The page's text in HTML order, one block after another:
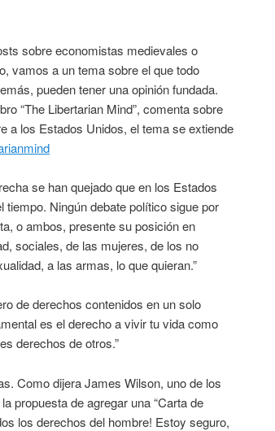
sobre economistas medievales o
vamos a un tema sobre el que todo
pueden tener una opinión fundada.
“The Libertarian Mind”, comenta sobre
a los Estados Unidos, el tema se extiende
se han quejado que en los Estados
Ningún debate político sigue por
o ambos, presente su posición en
sociales, de las mujeres, de los no
a las armas, lo que quieran.”
de derechos contenidos en un solo
es el derecho a vivir tu vida como
derechos de otros.”
Como dijera James Wilson, uno de los
propuesta de agregar una “Carta de
los derechos del hombre! Estoy seguro,